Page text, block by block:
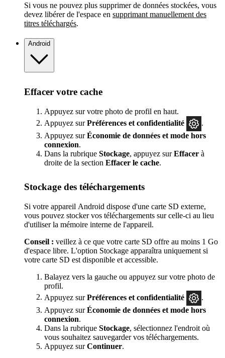
Si vous ne pouvez plus supprimer de données stockées, vous
devez libérer de l'espace en supprimant manuellement des
titres téléchargés.
Android
Effacer votre cache
Appuyez sur votre photo de profil en haut.
Appuyez surPréférences et confidentialité
.
Appuyez surÉconomie de données et mode hors
connexion.
Dans la rubrique Stockage, appuyez surEffacer à
droite de la section Effacer le cache.
Stockage des téléchargements
Si votre appareil Android dispose d'une carte SD externe,
vous pouvez stocker vos téléchargements sur celle-ci au lieu
d'utiliser la mémoire interne de l'appareil.
Conseil : veillez à ce que votre carte SD offre au moins 1 Go
d'espace libre. L'option Stockage apparaîtra uniquement si
votre carte SD est disponible et accessible.
Balayez vers la gauche ou appuyez sur votre photo de
profil.
Appuyez surPréférences et confidentialité
.
Appuyez surÉconomie de données et mode hors
connexion.
Dans la rubrique Stockage, sélectionnez l'endroit où
vous souhaitez sauvegarder vos téléchargements.
Appuyez surContinuer.